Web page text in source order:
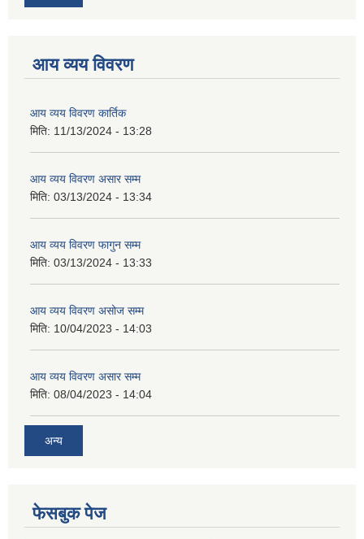
आय व्यय विवरण
आय व्यय विवरण कार्तिक
मिति: 11/13/2024 - 13:28
आय व्यय विवरण असार सम्म
मिति: 03/13/2024 - 13:34
आय व्यय विवरण फागुन सम्म
मिति: 03/13/2024 - 13:33
आय व्यय विवरण असोज सम्म
मिति: 10/04/2023 - 14:03
आय व्यय विवरण असार सम्म
मिति: 08/04/2023 - 14:04
अन्य
फेसबुक पेज